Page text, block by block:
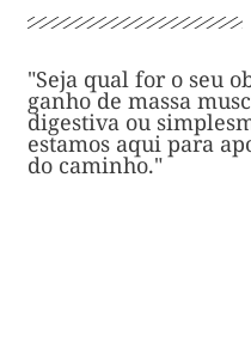
"Seja qual for o seu
ganho de massa
digestiva ou
estamos aqui para
do caminho."